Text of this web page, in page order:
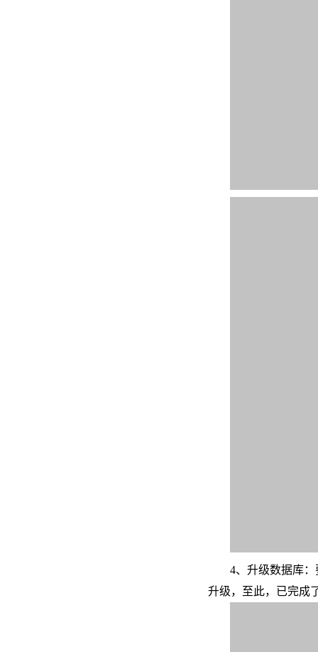
4、升级数据库
升级，至此，已完成